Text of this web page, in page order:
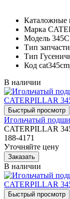
Каталожные
Марка
Модель 345C
Тип запчасти
Тип
Код
В наличии
Игольчатый
CATERPILLAR
188-4171
Уточняйте цену
В наличии